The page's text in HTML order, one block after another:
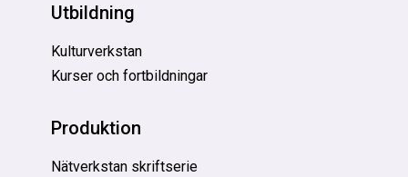
Utbildning
Kulturverkstan
Kurser och fortbildningar
Produktion
Nätverkstan skriftserie